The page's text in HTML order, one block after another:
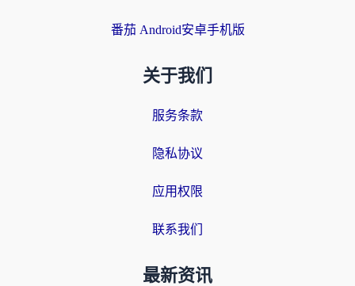
番茄 Android安卓手机版
关于我们
服务条款
隐私协议
应用权限
联系我们
最新资讯